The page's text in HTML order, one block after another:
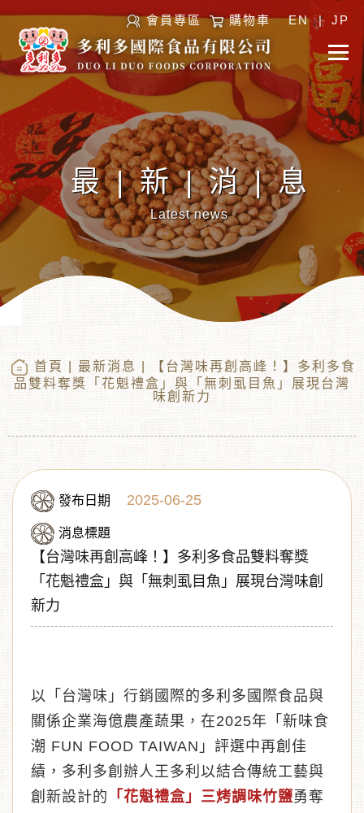
會員專區 購物車 EN | JP
最|新|消|息
Latest news
首頁 最新消息
| 【台灣味再創高峰！】多利多食
品雙料奪獎「花魁禮盒」與「無刺虱目魚」展現台灣
味創新力
發布日期 2025-06-25
消息標題
【台灣味再創高峰！】多利多食品雙料奪獎
「花魁禮盒」與「無刺虱目魚」展現台灣味創
新力
以「台灣味」行銷國際的多利多國際食品與
關係企業海億農產蔬果，在2025年「新味食
潮 FUN FOOD TAIWAN」評選中再創佳
績，多利多創辦人王多利以結合傳統工藝與
創新設計的
「花魁禮盒」三烤調味竹鹽勇奪